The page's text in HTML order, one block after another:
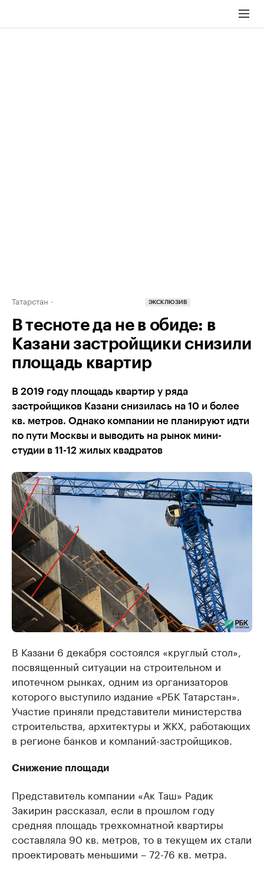
Татарстан ЭКСКЛЮЗИВ
В тесноте да не в обиде: в
Казани застройщики снизили
площадь квартир
В 2019 году площадь квартир у ряда
застройщиков Казани снизилась на 10 и более
кв. метров. Однако компании не планируют идти
по пути Москвы и выводить на рынок мини-
студии в 11-12 жилых квадратов
В Казани 6 декабря состоялся «круглый стол»,
посвященный ситуации на строительном и
ипотечном рынках, одним из организаторов
которого выступило издание «РБК Татарстан».
Участие приняли представители министерства
строительства, архитектуры и ЖКХ, работающих
в регионе банков и компаний-застройщиков.
Снижение площади
Представитель компании «Ак Таш» Радик
Закирин рассказал, если в прошлом году
средняя площадь трехкомнатной квартиры
составляла 90 кв. метров, то в текущем их стали
проектировать меньшими – 72-76 кв. метра.